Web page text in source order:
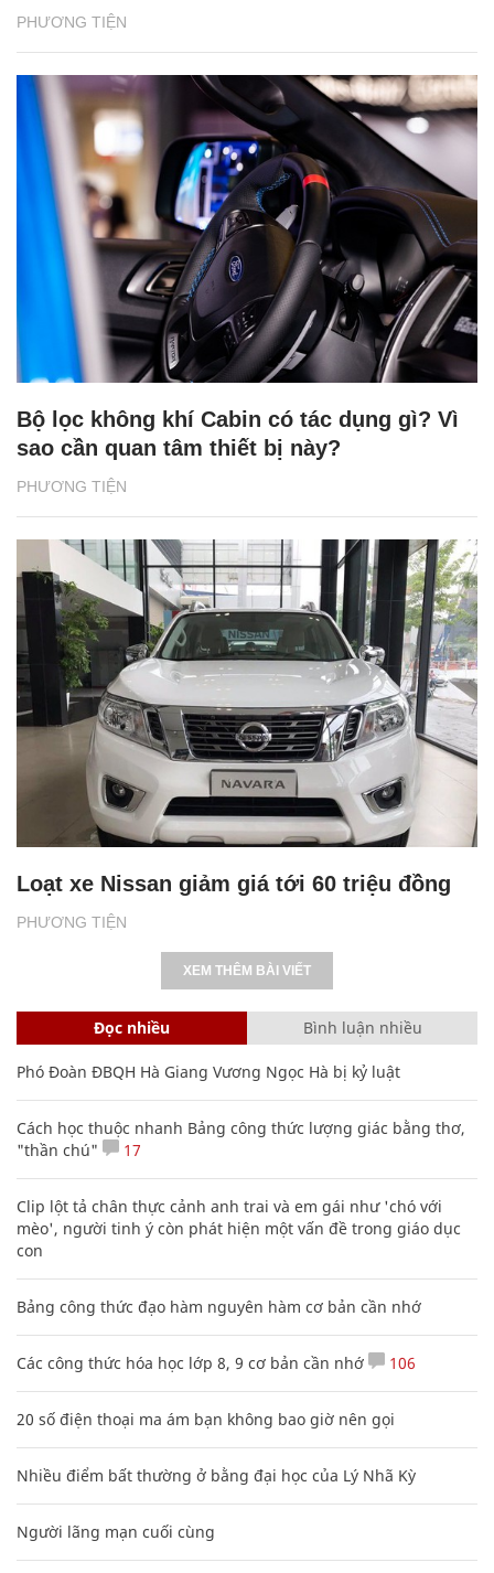
PHƯƠNG TIỆN
PHƯƠNG TIỆN
Bộ lọc không khí Cabin có tác dụng gì? Vì
sao cần quan tâm thiết bị này?
PHƯƠNG TIỆN
Loạt xe Nissan giảm giá tới 60 triệu đồng
XEM THÊM BÀI VIẾT
Đọc nhiều Bình luận nhiều
Phó Đoàn ĐBQH Hà Giang Vương Ngọc Hà bị kỷ luật
Cách học thuộc nhanh Bảng công thức lượng giác bằng thơ,
"thần chú"
17
Clip lột tả chân thực cảnh anh trai và em gái như 'chó với
mèo', người tinh ý còn phát hiện một vấn đề trong giáo dục
con
Bảng công thức đạo hàm nguyên hàm cơ bản cần nhớ
Các công thức hóa học lớp 8, 9 cơ bản cần nhớ 106
20 số điện thoại ma ám bạn không bao giờ nên gọi
Nhiều điểm bất thường ở bằng đại học của Lý Nhã Kỳ
Người lãng mạn cuối cùng